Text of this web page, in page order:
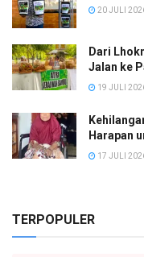
20 JULI
Dari
Jalan ke
19 JULI
Harapan
17 JULI
TERPOPULER